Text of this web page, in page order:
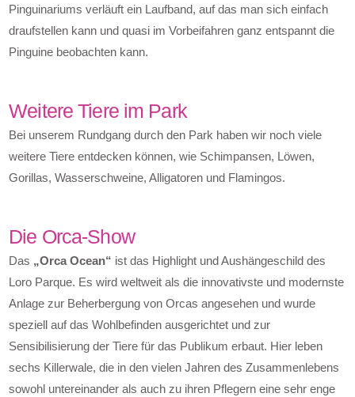
Pinguinariums verläuft ein Laufband, auf das man sich einfach
draufstellen kann und quasi im Vorbeifahren ganz entspannt die
Pinguine beobachten kann.
Weitere Tiere im Park
Bei unserem Rundgang durch den Park haben wir noch viele
weitere Tiere entdecken können, wie Schimpansen, Löwen,
Gorillas, Wasserschweine, Alligatoren und Flamingos.
Die Orca-Show
Das „Orca Ocean“ ist das Highlight und Aushängeschild des
Loro Parque. Es wird weltweit als die innovativste und modernste
Anlage zur Beherbergung von Orcas angesehen und wurde
speziell auf das Wohlbefinden ausgerichtet und zur
Sensibilisierung der Tiere für das Publikum erbaut. Hier leben
sechs Killerwale, die in den vielen Jahren des Zusammenlebens
sowohl untereinander als auch zu ihren Pflegern eine sehr enge